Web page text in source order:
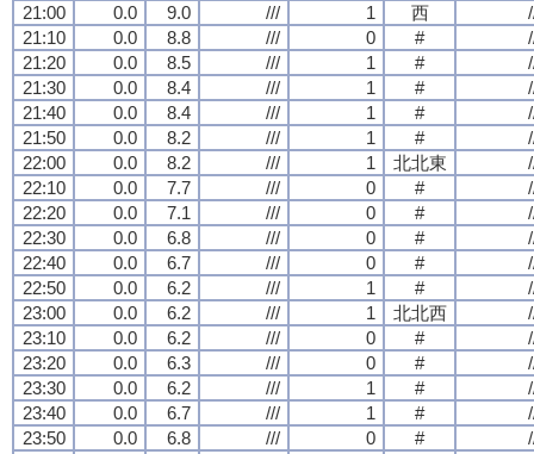
21:00
0.0 9.0 /// 1 西
21:10
0.0 8.8 /// 0 #
21:20
0.0 8.5 /// 1 #
21:30
0.0 8.4 /// 1 #
21:40
0.0 8.4 /// 1 #
21:50
0.0 8.2 /// 1 #
22:00
0.0 8.2 /// 1 北北東
22:10
0.0 7.7 /// 0 #
22:20
0.0 7.1 /// 0 #
22:30
0.0 6.8 /// 0 #
22:40
0.0 6.7 /// 0 #
22:50
0.0 6.2 /// 1 #
23:00
0.0 6.2 /// 1 北北西
23:10
0.0 6.2 /// 0 #
23:20
0.0 6.3 /// 0 #
23:30
0.0 6.2 /// 1 #
23:40
0.0 6.7 /// 1 #
23:50
0.0 6.8 /// 0 #